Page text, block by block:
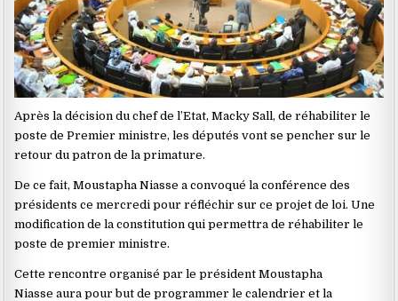
Après la décision du chef de l’Etat, Macky Sall, de réhabiliter le
poste de Premier ministre, les députés vont se pencher sur le
retour du patron de la primature.
De ce fait, Moustapha Niasse a convoqué la conférence des
présidents ce mercredi pour réfléchir sur ce projet de loi. Une
modification de la constitution qui permettra de réhabiliter le
poste de premier ministre.
Cette rencontre organisé par le président Moustapha
Niasse aura pour but de programmer le calendrier et la